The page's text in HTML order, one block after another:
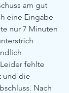
am gut
eine Eingabe
nur 7 Minuten
fehlte
und die
Nach